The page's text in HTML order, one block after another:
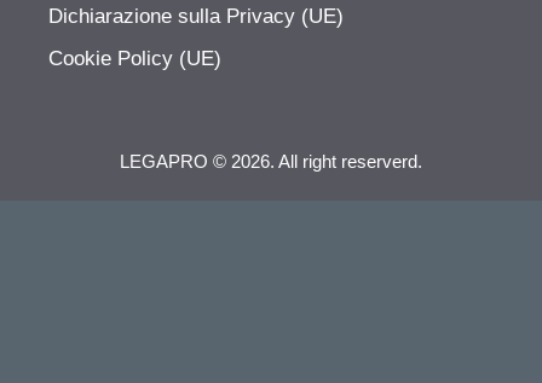
Dichiarazione sulla Privacy (UE)
Cookie Policy (UE)
LEGAPRO © 2026. All right reserverd.